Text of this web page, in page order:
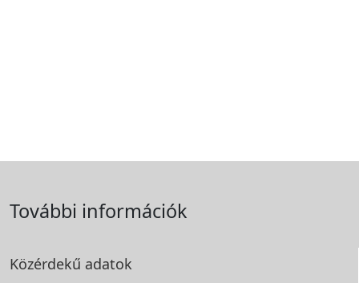
További információk
Közérdekű adatok